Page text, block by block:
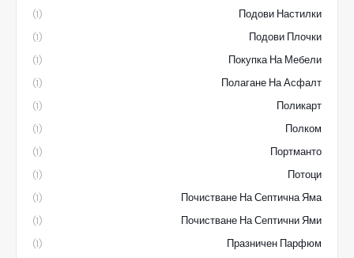
Подови Настилки
(1)
Подови Плочки
(1)
Покупка На Мебели
(1)
Полагане На Асфалт
(1)
Поликарт
(1)
Полком
(1)
Портманто
(1)
Потоци
(1)
Почистване На Септична Яма
(1)
Почистване На Септични Ями
(1)
Празничен Парфюм
(1)